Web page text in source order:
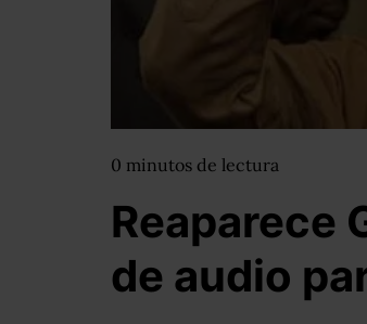
0 minutos de lectura
Reaparece
de audio